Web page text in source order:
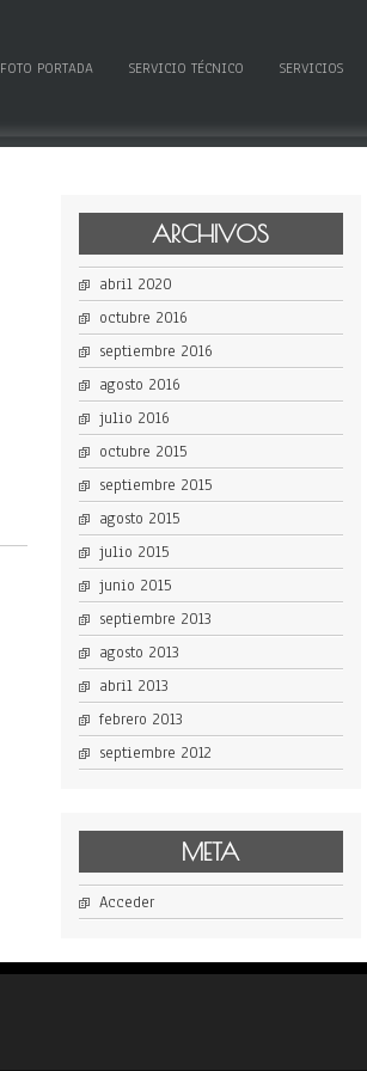
FOTO PORTADA SERVICIO TÉCNICO SERVICIOS
ARCHIVOS
abril 2020
octubre 2016
septiembre 2016
agosto 2016
julio 2016
octubre 2015
septiembre 2015
agosto 2015
julio 2015
junio 2015
septiembre 2013
agosto 2013
abril 2013
febrero 2013
septiembre 2012
META
Acceder